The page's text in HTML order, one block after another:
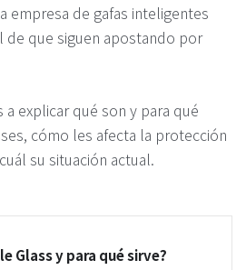
empresa de gafas inteligentes
de que siguen apostando por
a explicar qué son y para qué
cómo les afecta la protección
su situación actual.
Glass y para qué sirve?